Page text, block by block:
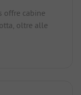
offre cabine
oltre alle